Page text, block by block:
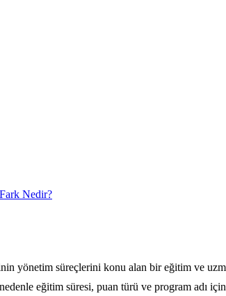
Nedir?
süreçlerini konu alan bir eğitim ve
eğitim süresi, puan türü ve program adı